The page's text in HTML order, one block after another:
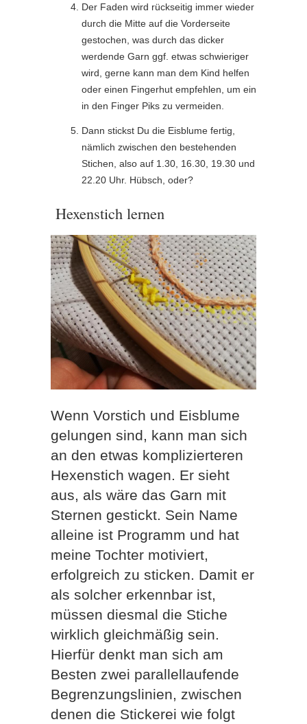
Der Faden wird rückseitig immer wieder
durch die Mitte auf die Vorderseite
gestochen, was durch das dicker
werdende Garn ggf. etwas schwieriger
wird, gerne kann man dem Kind helfen
oder einen Fingerhut empfehlen, um ein
in den Finger Piks zu vermeiden.
Dann stickst Du die Eisblume fertig,
nämlich zwischen den bestehenden
Stichen, also auf 1.30, 16.30, 19.30 und
22.20 Uhr. Hübsch, oder?
Hexenstich lernen
Wenn Vorstich und Eisblume
gelungen sind, kann man sich
an den etwas komplizierteren
Hexenstich wagen. Er sieht
aus, als wäre das Garn mit
Sternen gestickt. Sein Name
alleine ist Programm und hat
meine Tochter motiviert,
erfolgreich zu sticken. Damit er
als solcher erkennbar ist,
müssen diesmal die Stiche
wirklich gleichmäßig sein.
Hierfür denkt man sich am
Besten zwei parallellaufende
Begrenzungslinien, zwischen
denen die Stickerei wie folgt